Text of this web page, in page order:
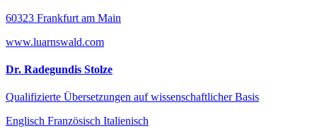
60323 Frankfurt am Main
www.luarnswald.com
Dr. Radegundis Stolze
Qualifizierte Übersetzungen auf wissenschaftlicher Basis
Englisch Französisch Italienisch